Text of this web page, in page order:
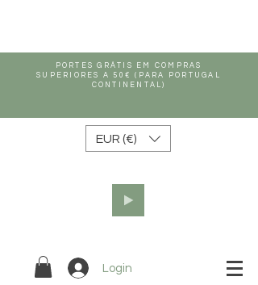
PORTES GRÁTIS EM COMPRAS
SUPERIORES A 50€ (PARA PORTUGAL
CONTINENTAL)
EUR (€)
Login